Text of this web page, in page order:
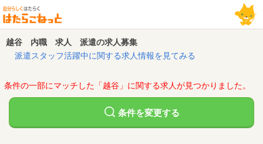
越谷 内職 求人 派遣の求人募集
派遣スタッフ活躍中に関する求人情報を見てみる
条件の一部にマッチした「越谷」に関する求人が見つかりました。
条件を変更する